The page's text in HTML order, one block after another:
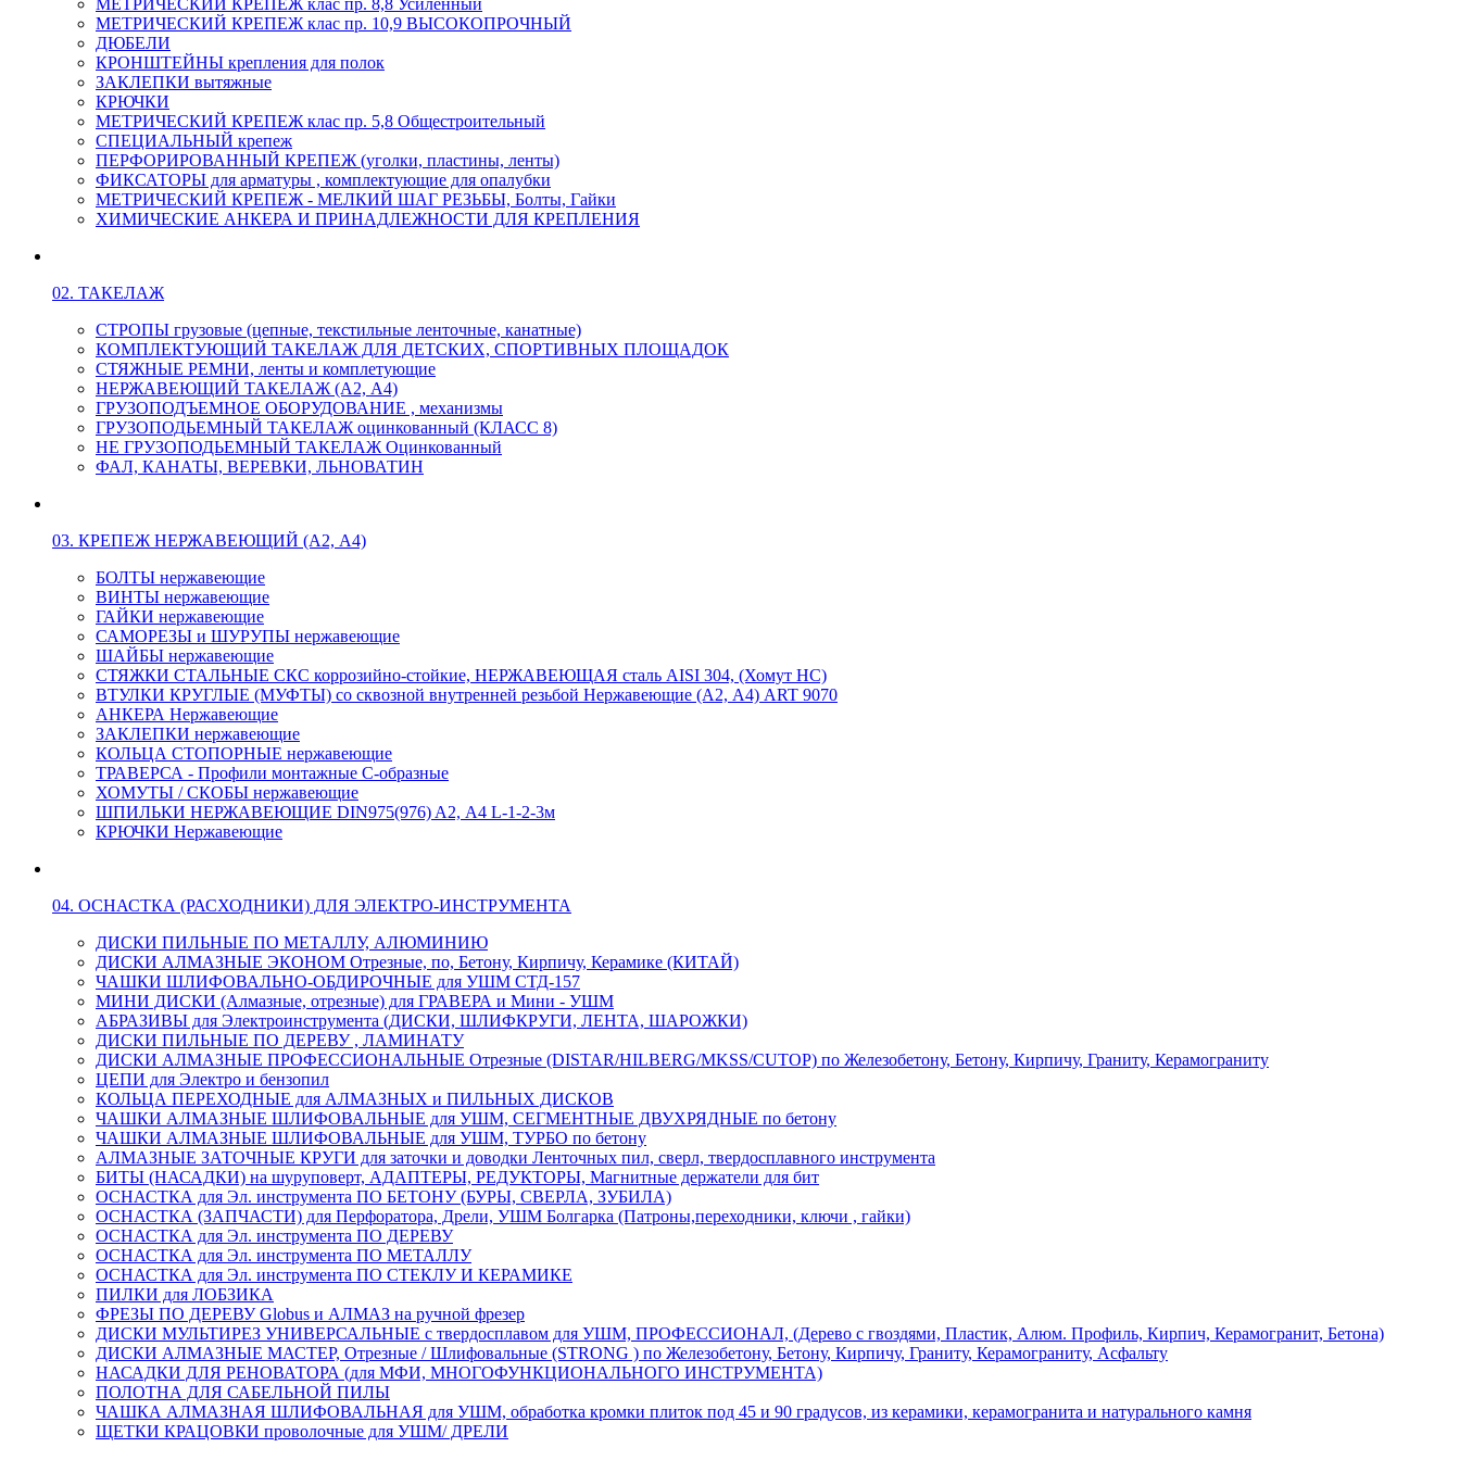
МЕТРИЧЕСКИЙ КРЕПЕЖ клас пр. 8,8 Усиленный
МЕТРИЧЕСКИЙ КРЕПЕЖ клас пр. 10,9 ВЫСОКОПРОЧНЫЙ
ДЮБЕЛИ
КРОНШТЕЙНЫ крепления для полок
ЗАКЛЕПКИ вытяжные
КРЮЧКИ
МЕТРИЧЕСКИЙ КРЕПЕЖ клас пр. 5,8 Общестроительный
СПЕЦИАЛЬНЫЙ крепеж
ПЕРФОРИРОВАННЫЙ КРЕПЕЖ (уголки, пластины, ленты)
ФИКСАТОРЫ для арматуры , комплектующие для опалубки
МЕТРИЧЕСКИЙ КРЕПЕЖ - МЕЛКИЙ ШАГ РЕЗЬБЫ, Болты, Гайки
ХИМИЧЕСКИЕ АНКЕРА И ПРИНАДЛЕЖНОСТИ ДЛЯ КРЕПЛЕНИЯ
02. ТАКЕЛАЖ
СТРОПЫ грузовые (цепные, текстильные ленточные, канатные)
КОМПЛЕКТУЮЩИЙ ТАКЕЛАЖ ДЛЯ ДЕТСКИХ, СПОРТИВНЫХ ПЛОЩАДОК
СТЯЖНЫЕ РЕМНИ, ленты и комплетующие
НЕРЖАВЕЮЩИЙ ТАКЕЛАЖ (А2, А4)
ГРУЗОПОДЪЕМНОЕ ОБОРУДОВАНИЕ , механизмы
ГРУЗОПОДЬЕМНЫЙ ТАКЕЛАЖ оцинкованный (КЛАСС 8)
НЕ ГРУЗОПОДЬЕМНЫЙ ТАКЕЛАЖ Оцинкованный
ФАЛ, КАНАТЫ, ВЕРЕВКИ, ЛЬНОВАТИН
03. КРЕПЕЖ НЕРЖАВЕЮЩИЙ (А2, А4)
БОЛТЫ нержавеющие
ВИНТЫ нержавеющие
ГАЙКИ нержавеющие
САМОРЕЗЫ и ШУРУПЫ нержавеющие
ШАЙБЫ нержавеющие
СТЯЖКИ СТАЛЬНЫЕ СКС коррозийно-стойкие, НЕРЖАВЕЮЩАЯ сталь AISI 304, (Хомут НС)
ВТУЛКИ КРУГЛЫЕ (МУФТЫ) со сквозной внутренней резьбой Нержавеющие (А2, А4) ART 9070
АНКЕРА Нержавеющие
ЗАКЛЕПКИ нержавеющие
КОЛЬЦА СТОПОРНЫЕ нержавеющие
ТРАВЕРСА - Профили монтажные С-образные
ХОМУТЫ / СКОБЫ нержавеющие
ШПИЛЬКИ НЕРЖАВЕЮЩИЕ DIN975(976) A2, А4 L-1-2-3м
КРЮЧКИ Нержавеющие
04. ОСНАСТКА (РАСХОДНИКИ) ДЛЯ ЭЛЕКТРО-ИНСТРУМЕНТА
ДИСКИ ПИЛЬНЫЕ ПО МЕТАЛЛУ, АЛЮМИНИЮ
ДИСКИ АЛМАЗНЫЕ ЭКОНОМ Отрезные, по, Бетону, Кирпичу, Керамике (КИТАЙ)
ЧАШКИ ШЛИФОВАЛЬНО-ОБДИРОЧНЫЕ для УШМ СТД-157
МИНИ ДИСКИ (Алмазные, отрезные) для ГРАВЕРА и Мини - УШМ
АБРАЗИВЫ для Электроинструмента (ДИСКИ, ШЛИФКРУГИ, ЛЕНТА, ШАРОЖКИ)
ДИСКИ ПИЛЬНЫЕ ПО ДЕРЕВУ , ЛАМИНАТУ
ДИСКИ АЛМАЗНЫЕ ПРОФЕССИОНАЛЬНЫЕ Отрезные (DISTAR/HILBERG/MKSS/CUTOP) по Железобетону, Бетону, Кирпичу, Граниту, Керамограниту
ЦЕПИ для Электро и бензопил
КОЛЬЦА ПЕРЕХОДНЫЕ для АЛМАЗНЫХ и ПИЛЬНЫХ ДИСКОВ
ЧАШКИ АЛМАЗНЫЕ ШЛИФОВАЛЬНЫЕ для УШМ, СЕГМЕНТНЫЕ ДВУХРЯДНЫЕ по бетону
ЧАШКИ АЛМАЗНЫЕ ШЛИФОВАЛЬНЫЕ для УШМ, ТУРБО по бетону
АЛМАЗНЫЕ ЗАТОЧНЫЕ КРУГИ для заточки и доводки Ленточных пил, сверл, твердосплавного инструмента
БИТЫ (НАСАДКИ) на шуруповерт, АДАПТЕРЫ, РЕДУКТОРЫ, Магнитные держатели для бит
ОСНАСТКА для Эл. инструмента ПО БЕТОНУ (БУРЫ, СВЕРЛА, ЗУБИЛА)
ОСНАСТКА (ЗАПЧАСТИ) для Перфоратора, Дрели, УШМ Болгарка (Патроны,переходники, ключи , гайки)
ОСНАСТКА для Эл. инструмента ПО ДЕРЕВУ
ОСНАСТКА для Эл. инструмента ПО МЕТАЛЛУ
ОСНАСТКА для Эл. инструмента ПО СТЕКЛУ И КЕРАМИКЕ
ПИЛКИ для ЛОБЗИКА
ФРЕЗЫ ПО ДЕРЕВУ Globus и АЛМАЗ на ручной фрезер
ДИСКИ МУЛЬТИРЕЗ УНИВЕРСАЛЬНЫЕ с твердосплавом для УШМ, ПРОФЕССИОНАЛ, (Дерево с гвоздями, Пластик, Алюм. Профиль, Кирпич, Керамогранит, Бетона)
ДИСКИ АЛМАЗНЫЕ МАСТЕР, Отрезные / Шлифовальные (STRONG ) по Железобетону, Бетону, Кирпичу, Граниту, Керамограниту, Асфальту
НАСАДКИ ДЛЯ РЕНОВАТОРА (для МФИ, МНОГОФУНКЦИОНАЛЬНОГО ИНСТРУМЕНТА)
ПОЛОТНА ДЛЯ САБЕЛЬНОЙ ПИЛЫ
ЧАШКА АЛМАЗНАЯ ШЛИФОВАЛЬНАЯ для УШМ, обработка кромки плиток под 45 и 90 градусов, из керамики, керамогранита и натурального камня
ЩЕТКИ КРАЦОВКИ проволочные для УШМ/ ДРЕЛИ